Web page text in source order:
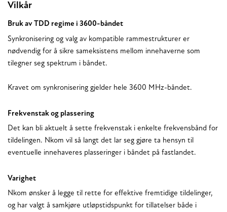
Vilkår
Bruk av TDD regime i 3600-båndet
Synkronisering og valg av kompatible rammestrukturer er
nødvendig for å sikre sameksistens mellom innehaverne som
tilegner seg spektrum i båndet.
Kravet om synkronisering gjelder hele 3600 MHz-båndet.
Frekvenstak og plassering
Det kan bli aktuelt å sette frekvenstak i enkelte frekvensbånd for
tildelingen. Nkom vil så langt det lar seg gjøre ta hensyn til
eventuelle innehaveres plasseringer i båndet på fastlandet.
Varighet
Nkom ønsker å legge til rette for effektive fremtidige tildelinger,
og har valgt å samkjøre utløpstidspunkt for tillatelser både i